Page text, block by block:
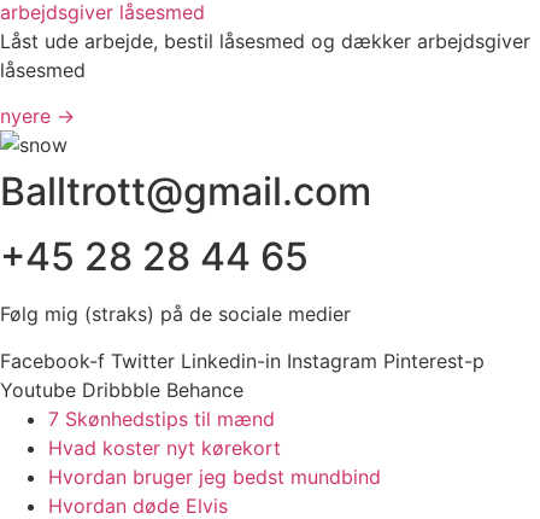
Låst ude arbejde, bestil låsesmed og dækker arbejdsgiver
låsesmed
nyere →
Balltrott@gmail.com
+45 28 28 44 65
Følg mig (straks) på de sociale medier
Facebook-f Twitter Linkedin-in Instagram Pinterest-p
Youtube Dribbble Behance
7 Skønhedstips til mænd
Hvad koster nyt kørekort
Hvordan bruger jeg bedst mundbind
Hvordan døde Elvis